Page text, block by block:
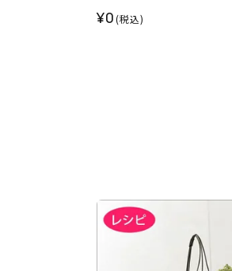
¥0(税込)